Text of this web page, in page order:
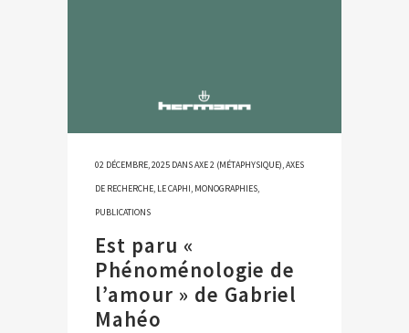
02 DÉCEMBRE, 2025 DANSAXE 2 (MÉTAPHYSIQUE),AXES
DE RECHERCHE, LE CAPHI, MONOGRAPHIES,
PUBLICATIONS
Est paru «
Phénoménologie de
l’amour » de Gabriel
Mahéo